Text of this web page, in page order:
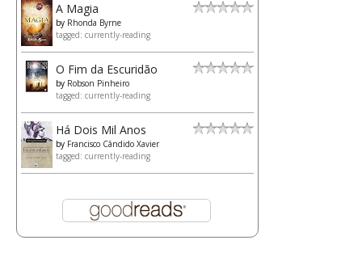
A Magia
by Rhonda Byrne
tagged: currently-reading
O Fim da Escuridão
by Robson Pinheiro
tagged: currently-reading
Há Dois Mil Anos
by Francisco Cândido Xavier
tagged: currently-reading